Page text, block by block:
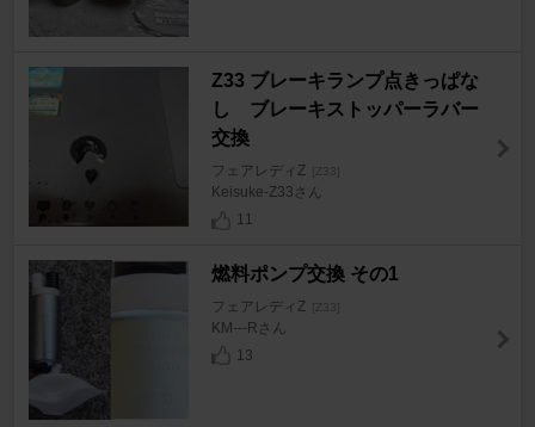
Z33 ブレーキランプ点きっぱな
し ブレーキストッパーラバー
交換
フェアレディZ [Z33]
Keisuke-Z33さん
11
燃料ポンプ交換 その1
フェアレディZ [Z33]
KM---Rさん
13